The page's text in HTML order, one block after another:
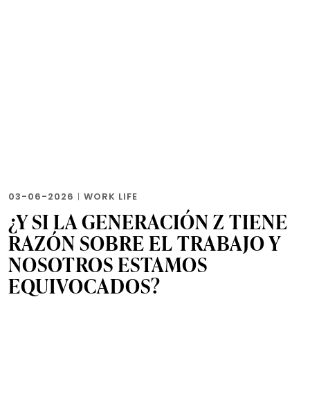
03-06-2026 | WORK LIFE
¿Y SI LA GENERACIÓN Z TIENE
RAZÓN SOBRE EL TRABAJO Y
NOSOTROS ESTAMOS
EQUIVOCADOS?